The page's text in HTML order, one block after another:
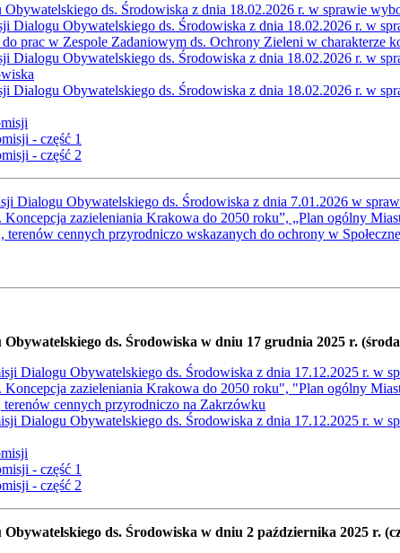
ds. Środowiska z dnia 18.02.2026 r. w sprawie
Dialogu Obywatelskiego ds. Środowiska z dnia 18.02.2026 r. w
prac w Zespole Zadaniowym ds. Ochrony Zieleni w charakterze
Dialogu Obywatelskiego ds. Środowiska z dnia 18.02.2026 r. w
Dialogu Obywatelskiego ds. Środowiska z dnia 18.02.2026 r. w
- część 1
- część 2
Dialogu Obywatelskiego ds. Środowiska z dnia 7.01.2026 w
zazieleniania Krakowa do 2050 roku”, „Plan ogólny
cennych przyrodniczo wskazanych do ochrony w
Obywatelskiego ds. Środowiska w dniu 17 grudnia 2025 r.
Dialogu Obywatelskiego ds. Środowiska z dnia 17.12.2025 r. w
zazieleniania Krakowa do 2050 roku", "Plan ogólny
cennych przyrodniczo na Zakrzówku
Dialogu Obywatelskiego ds. Środowiska z dnia 17.12.2025 r. w
- część 1
- część 2
Obywatelskiego ds. Środowiska w dniu 2 października 2025 r.